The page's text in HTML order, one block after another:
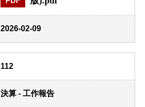
2026-02-09
112
決算 - 工作報告